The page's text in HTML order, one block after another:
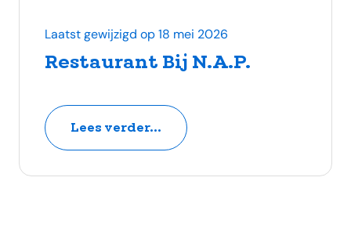
Restaurant Bij N.A.P.
Laatst gewijzigd op 18 mei 2026
Lees verder...